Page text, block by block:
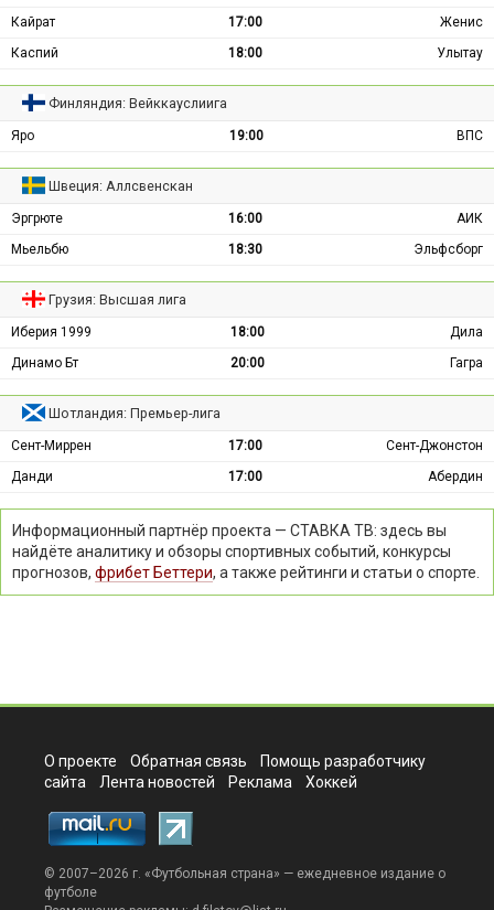
Кайрат
17:00
Женис
Каспий
18:00 Улытау
Финляндия: Вейккауслиига
Яро 19:00 ВПС
Швеция: Аллсвенскан
Эргрюте 16:00
АИК
Мьельбю
18:30 Эльфсборг
Грузия: Высшая лига
Иберия 1999 18:00
Дила
Динамо Бт
20:00 Гагра
Шотландия: Премьер-лига
Сент-Миррен 17:00
Сент-Джонстон
Данди
17:00 Абердин
Информационный партнёр проекта — СТАВКА ТВ: здесь вы
найдёте аналитику и обзоры спортивных событий, конкурсы
прогнозов, фрибет Беттери, а также рейтинги и статьи о спорте.
О проекте Обратная связь
Помощь разработчику
сайта
Лента новостей Реклама Хоккей
© 2007–2026 г. «Футбольная страна» — ежедневное издание о
футболе